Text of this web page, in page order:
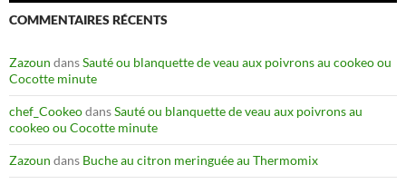
COMMENTAIRES RÉCENTS
Zazoun dansSauté ou blanquette de veau aux poivrons au cookeo ou
Cocotte minute
chef_CookeodansSauté ou blanquette de veau aux poivrons au
cookeo ou Cocotte minute
Zazoun dans Buche au citron meringuée au Thermomix